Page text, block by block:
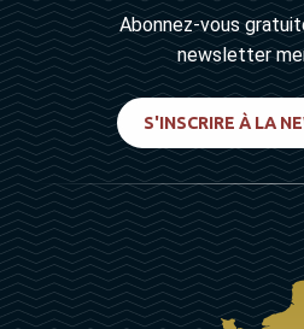
Abonnez-vous
newsletter
S'INSCRIRE À LA